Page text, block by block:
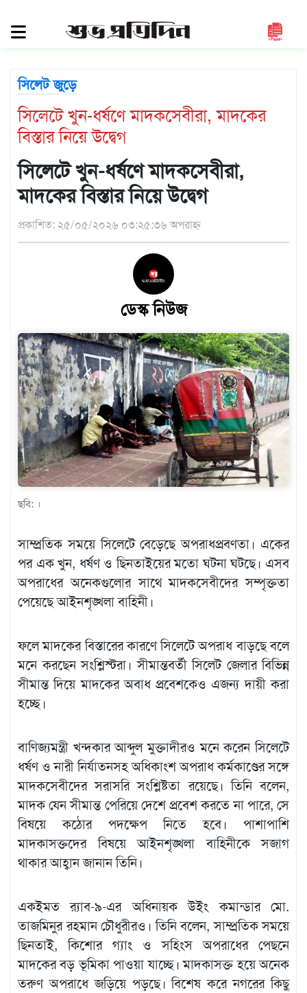
সিলেট
মৌলভীবাজার
হবিগঞ্জ
জাতীয়
রাজনীতি
দেশজুড়ে
আন্তর্জাতিক
বিনোদন
এক্সক্লুসিভ
শিক্ষাঙ্গন
অর্থনীতি
মতামত
অন্যান্য
সিলেট জুড়ে
সিলেটে খুন-ধর্ষণে মাদকসেবীরা, মাদকের
বিস্তার নিয়ে উদ্বেগ
সিলেটে খুন-ধর্ষণে মাদকসেবীরা,
মাদকের বিস্তার নিয়ে উদ্বেগ
প্রকাশিত: ২৫/০৫/২০২৬ ০৩:২৫:৩৬ অপরাহ্ন
ডেস্ক নিউজ
ছবি: ।
সাম্প্রতিক সময়ে সিলেটে বেড়েছে অপরাধপ্রবণতা। একের
পর এক খুন, ধর্ষণ ও ছিনতাইয়ের মতো ঘটনা ঘটছে। এসব
অপরাধের অনেকগুলোর সাথে মাদকসেবীদের সম্পৃক্ততা
পেয়েছে আইনশৃঙ্খলা বাহিনী।
ফলে মাদকের বিস্তারের কারণে সিলেটে অপরাধ বাড়ছে বলে
মনে করছেন সংশ্লিস্টরা। সীমান্তবর্তী সিলেট জেলার বিভিন্ন
সীমান্ত দিয়ে মাদকের অবাধ প্রবেশকেও এজন্য দায়ী করা
হচ্ছে।
বাণিজ্যমন্ত্রী খন্দকার আব্দুল মুক্তাদীরও মনে করেন সিলেটে
ধর্ষণ ও নারী নির্যাতনসহ অধিকাংশ অপরাধ কর্মকাণ্ডের সঙ্গে
মাদকসেবীদের সরাসরি সংশ্লিষ্টতা রয়েছে। তিনি বলেন,
মাদক যেন সীমান্ত পেরিয়ে দেশে প্রবেশ করতে না পারে, সে
বিষয়ে কঠোর পদক্ষেপ নিতে হবে। পাশাপাশি
মাদকাসক্তদের বিষয়ে আইনশৃঙ্খলা বাহিনীকে সজাগ
থাকার আহ্বান জানান তিনি।
একইমত র‌্যাব-৯-এর অধিনায়ক উইং কমান্ডার মো.
তাজমিনুর রহমান চৌধুরীরও। তিনি বলেন, সাম্প্রতিক সময়ে
ছিনতাই, কিশোর গ্যাং ও সহিংস অপরাধের পেছনে
মাদকের বড় ভূমিকা পাওয়া যাচ্ছে। মাদকাসক্ত হয়ে অনেক
তরুণ অপরাধে জড়িয়ে পড়ছে। বিশেষ করে নগরের কিছু